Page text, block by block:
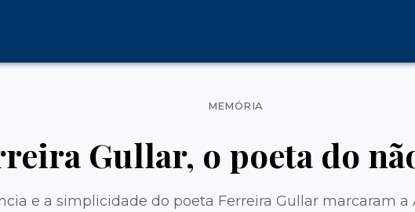
Categorias
MEMÓRIA
Gullar, o poeta do
e a simplicidade do poeta Ferreira Gullar marcaram a